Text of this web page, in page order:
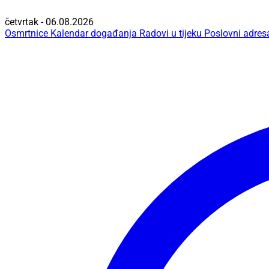
četvrtak - 06.08.2026
Osmrtnice Kalendar događanja Radovi u tijeku Poslovni